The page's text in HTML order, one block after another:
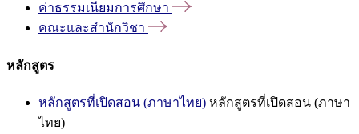
ค่าธรรมเนียมการศึกษา
คณะและสำนักวิชา
หลักสูตร
หลักสูตรที่เปิดสอน (ภาษาไทย) หลักสูตรที่เปิดสอน (ภาษา
ไทย)